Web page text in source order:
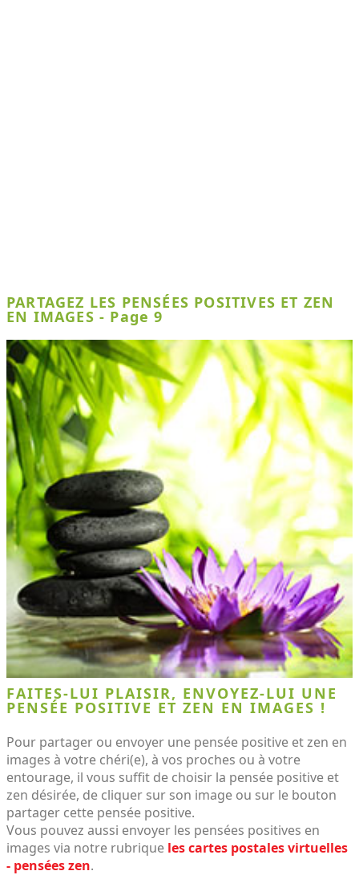
PARTAGEZ LES PENSÉES POSITIVES ET ZEN
EN IMAGES - Page 9
FAITES-LUI PLAISIR, ENVOYEZ-LUI UNE
PENSÉE POSITIVE ET ZEN EN IMAGES !
Pour partager ou envoyer une pensée positive et zen en
images à votre chéri(e), à vos proches ou à votre
entourage, il vous suffit de choisir la pensée positive et
zen désirée, de cliquer sur son image ou sur le bouton
partager cette pensée positive.
Vous pouvez aussi envoyer les pensées positives en
images via notre rubrique les cartes postales virtuelles
- pensées zen.